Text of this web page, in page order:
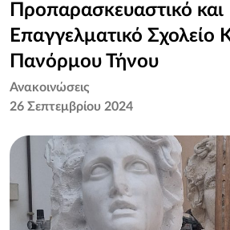
Οργανισμός
Υπηρεσίες
Νέα
Επικοινωνία
Προπαρασκευαστικό και
Επαγγελματικό Σχολείο
Πανόρμου Τήνου
Ανακοινώσεις
26 Σεπτεμβρίου 2024